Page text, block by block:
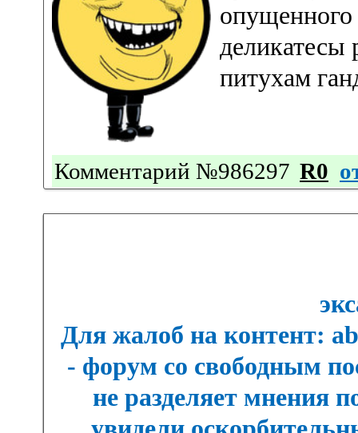
опущенного
питухам
Комментарий №986297 R0
Для жалоб на контент:
- форум со свободным
не разделяет мнения